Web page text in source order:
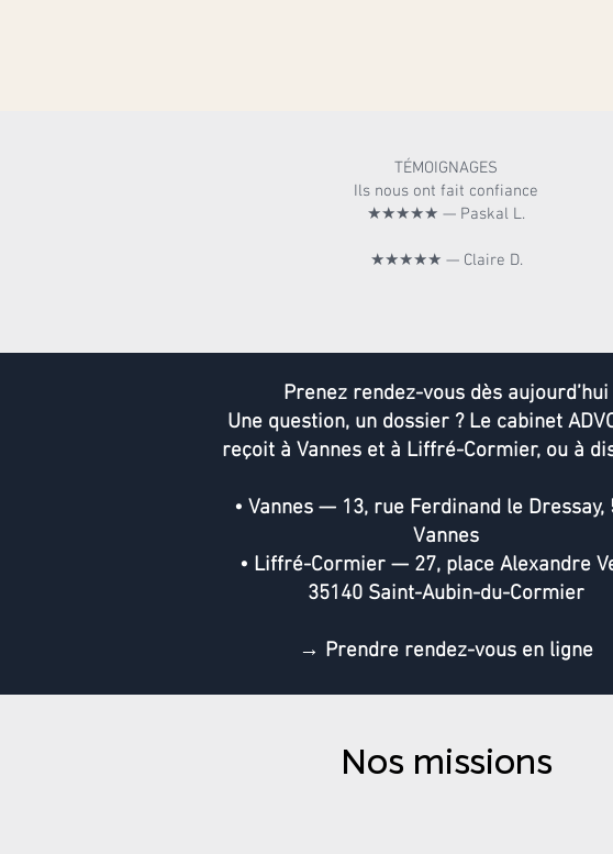
TÉMOIGNAGES
Ils nous ont fait confiance
★★★★★ — Paskal L.
★★★★★ — Claire D.
Prenez rendez-vous dès aujourd’hui
Une question, un dossier ? Le cabinet
reçoit à Vannes et à Liffré-Cormier, ou à
• Vannes — 13, rue Ferdinand le Dressay,
Vannes
• Liffré-Cormier — 27, place Alexandre
35140 Saint-Aubin-du-Cormier
→ Prendre rendez-vous en ligne
Nos missions